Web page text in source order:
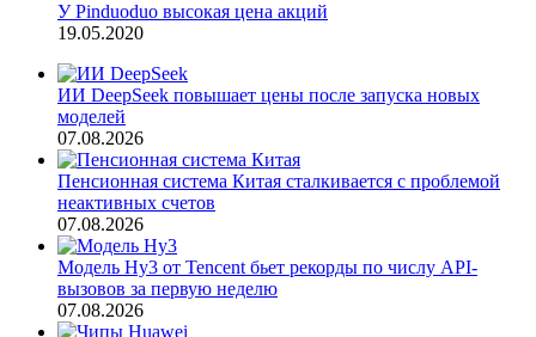
У Pinduoduo высокая цена акций
19.05.2020
ИИ DeepSeek повышает цены после запуска новых
моделей
07.08.2026
Пенсионная система Китая сталкивается с проблемой
неактивных счетов
07.08.2026
Модель Hy3 от Tencent бьет рекорды по числу API-
вызовов за первую неделю
07.08.2026